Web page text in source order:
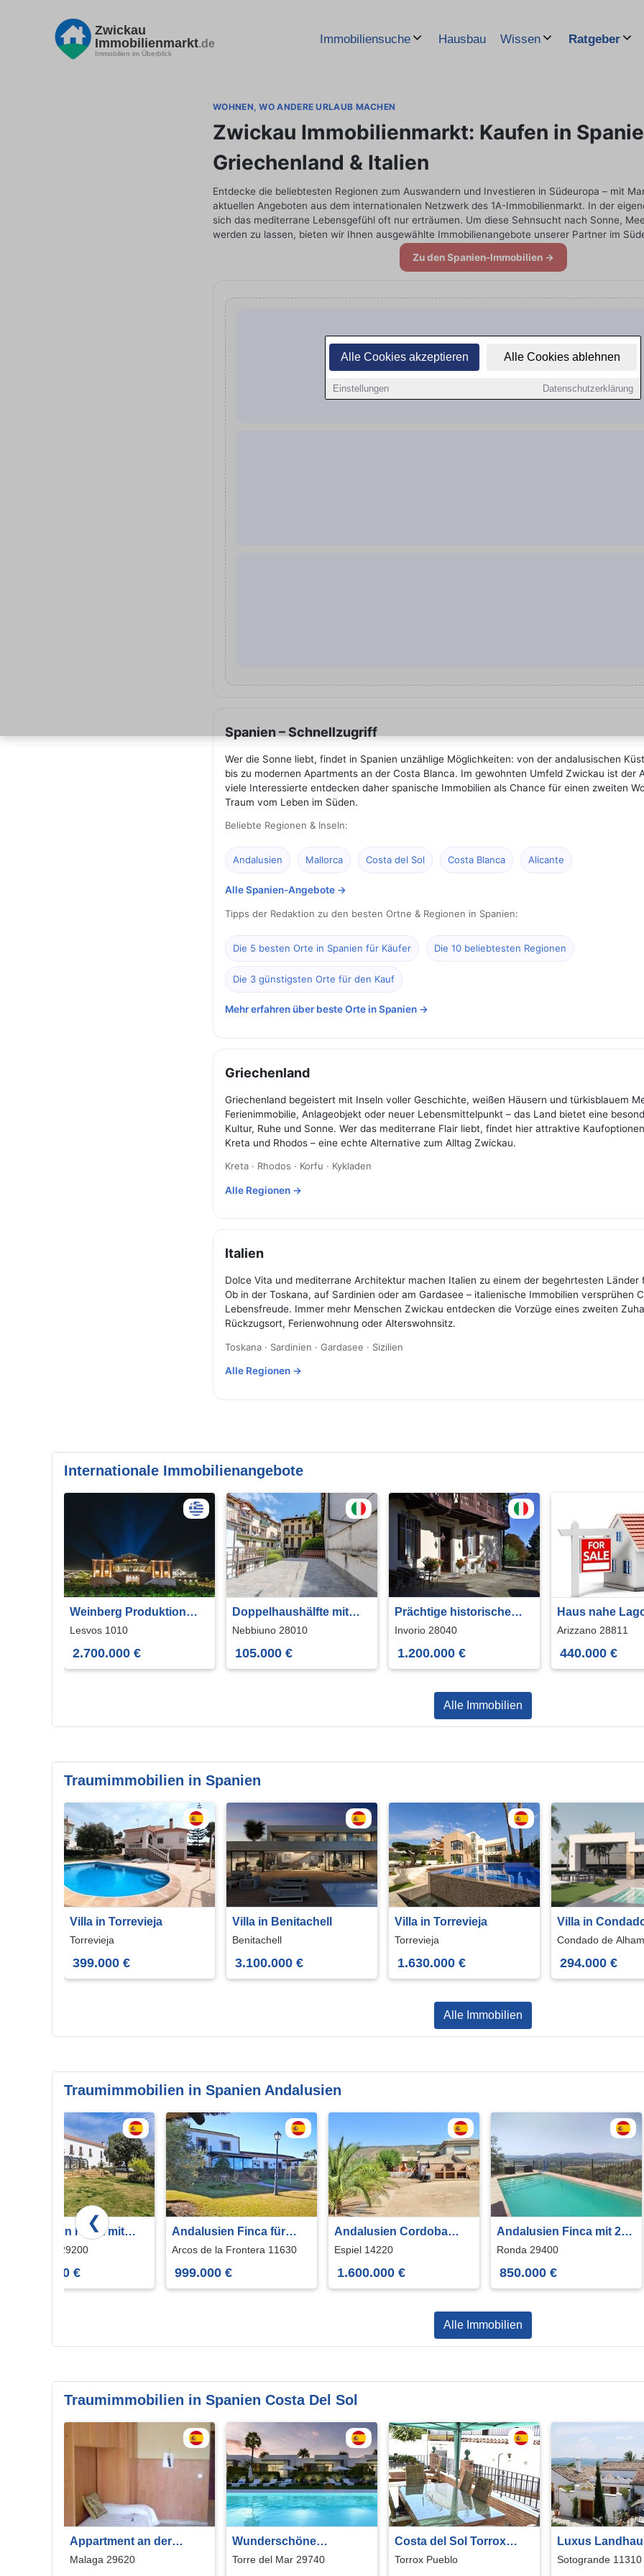
Alle Cookies akzeptieren Alle Cookies ablehnen
Einstellungen Datenschutzerklärung
Zwickau
Immobilienmarkt.de
Immobilien im Überblick
Immobiliensuche Hausbau Wissen Ratgeber
WOHNEN, WO ANDERE URLAUB MACHEN
Zwickau Immobilienmarkt: Kaufen in
Griechenland & Italien
Entdecke die beliebtesten Regionen zum Auswandern und Investieren in Südeuropa – mit
aktuellen Angeboten aus dem internationalen Netzwerk des 1A-Immobilienmarkt. In der
sich das mediterrane Lebensgefühl oft nur erträumen. Um diese Sehnsucht nach Sonne,
werden zu lassen, bieten wir Ihnen ausgewählte Immobilienangebote unserer Partner im
Zu den Spanien-Immobilien →
Spanien – Schnellzugriff
Wer die Sonne liebt, findet in Spanien unzählige Möglichkeiten: von der andalusischen
bis zu modernen Apartments an der Costa Blanca. Im gewohnten Umfeld Zwickau ist der
viele Interessierte entdecken daher spanische Immobilien als Chance für einen zweiten
Traum vom Leben im Süden.
Beliebte Regionen & Inseln:
Andalusien Mallorca Costa del Sol Costa Blanca Alicante
Alle Spanien-Angebote →
Tipps der Redaktion zu den besten Ortne & Regionen in Spanien:
Die 5 besten Orte in Spanien für Käufer Die 10 beliebtesten Regionen
Die 3 günstigsten Orte für den Kauf
Mehr erfahren über beste Orte in Spanien →
Griechenland
Griechenland begeistert mit Inseln voller Geschichte, weißen Häusern und türkisblauem
Ferienimmobilie, Anlageobjekt oder neuer Lebensmittelpunkt – das Land bietet eine
Kultur, Ruhe und Sonne. Wer das mediterrane Flair liebt, findet hier attraktive
Kreta und Rhodos – eine echte Alternative zum Alltag Zwickau.
Kreta · Rhodos · Korfu · Kykladen
Alle Regionen →
Italien
Dolce Vita und mediterrane Architektur machen Italien zu einem der begehrtesten Länder
Ob in der Toskana, auf Sardinien oder am Gardasee – italienische Immobilien versprühen
Lebensfreude. Immer mehr Menschen Zwickau entdecken die Vorzüge eines zweiten
Rückzugsort, Ferienwohnung oder Alterswohnsitz.
Toskana · Sardinien · Gardasee · Sizilien
Alle Regionen →
Internationale Immobilienangebote
Weinberg Produktion
Eventlocation zu
verkaufen
Lesvos 1010
2.700.000 €
Doppelhaushälfte mit
großer Terrasse
Nebbiuno 28010
105.000 €
Prächtige historische
Villa
Invorio 28040
1.200.000 €
Haus nahe
Maggiore
Arizzano 28811
440.000 €
Alle Immobilien
Traumimmobilien in Spanien
Villa in Torrevieja
Torrevieja
399.000 €
Villa in Benitachell
Benitachell
3.100.000 €
Villa in Torrevieja
Torrevieja
1.630.000 €
Villa in
Alhama
Condado de
294.000 €
Alle Immobilien
Traumimmobilien in Spanien Andalusien
❮
Andalusien Finca mit
Gästezimmern und
Antequera 29200
2.500.000 €
Andalusien Finca für
Pferdeliebhaber zu
verkaufen
Arcos de la Frontera 11630
999.000 €
Andalusien Cordoba
grosse Finca ideal für
Pferdezucht
Espiel 14220
1.600.000 €
Andalusien Finca mit 2
Häusern 2 Pools und
Weitblick
Ronda 29400
850.000 €
Alle Immobilien
Traumimmobilien in Spanien Costa Del Sol
Appartment an der
Costa del Sol
Malaga 29620
Wunderschöne
Reihenhäuser an der
Torre del Mar 29740
Costa del Sol Torrox
Pueblo
Torrox Pueblo
Luxus
mit Pferdestall
Sotogrande 11310